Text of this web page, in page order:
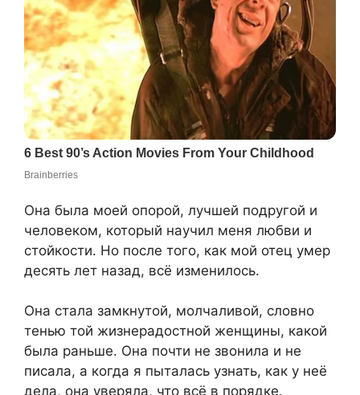
Она была моей опорой, лучшей подругой и
человеком, который научил меня любви и
стойкости. Но после того, как мой отец умер
десять лет назад, всё изменилось.
Она стала замкнутой, молчаливой, словно
тенью той жизнерадостной женщины, какой
была раньше. Она почти не звонила и не
писала, а когда я пыталась узнать, как у неё
дела, она уверяла, что всё в порядке.